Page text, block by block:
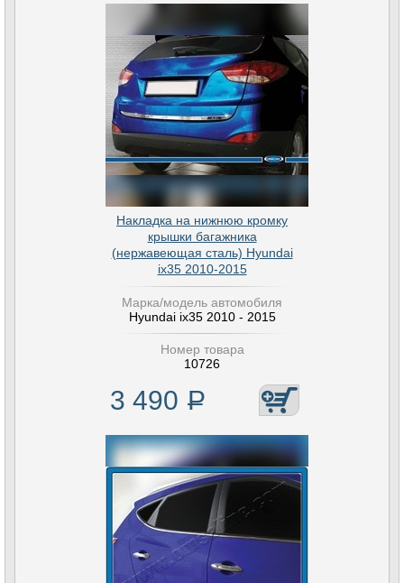
Накладка на нижнюю кромку
крышки багажника
(нержавеющая сталь) Hyundai
ix35 2010-2015
Марка/модель автомобиля
Hyundai ix35 2010 - 2015
Номер товара
10726
3 490 Р